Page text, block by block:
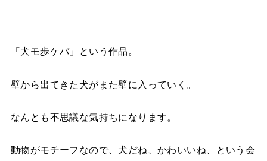
「犬モ歩ケバ」という作品。
壁から出てきた犬がまた壁に入っていく。
なんとも不思議な気持ちになります。
動物がモチーフなので、犬だね、かわいいね、という会